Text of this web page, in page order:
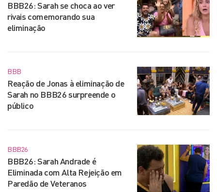
BBB26: Sarah se choca ao ver
rivais comemorando sua
eliminação
BBB
Reação de Jonas à eliminação de
Sarah no BBB26 surpreende o
público
BBB26
BBB26: Sarah Andrade é
Eliminada com Alta Rejeição em
Paredão de Veteranos